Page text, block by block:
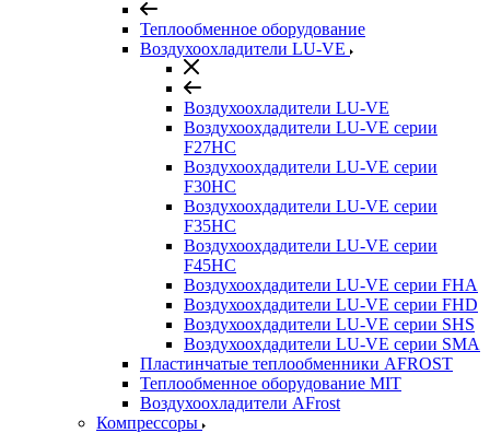
Теплообменное оборудование
Воздухоохладители LU-VE
Воздухоохладители LU-VE
Воздухоохдадители LU-VE серии
F27HC
Воздухоохдадители LU-VE серии
F30HC
Воздухоохдадители LU-VE серии
F35HC
Воздухоохдадители LU-VE серии
F45HC
Воздухоохдадители LU-VE серии FHA
Воздухоохдадители LU-VE серии FHD
Воздухоохдадители LU-VE серии SHS
Воздухоохдадители LU-VE серии SMA
Пластинчатые теплообменники AFROST
Теплообменное оборудование MIT
Воздухоохладители AFrost
Компрессоры